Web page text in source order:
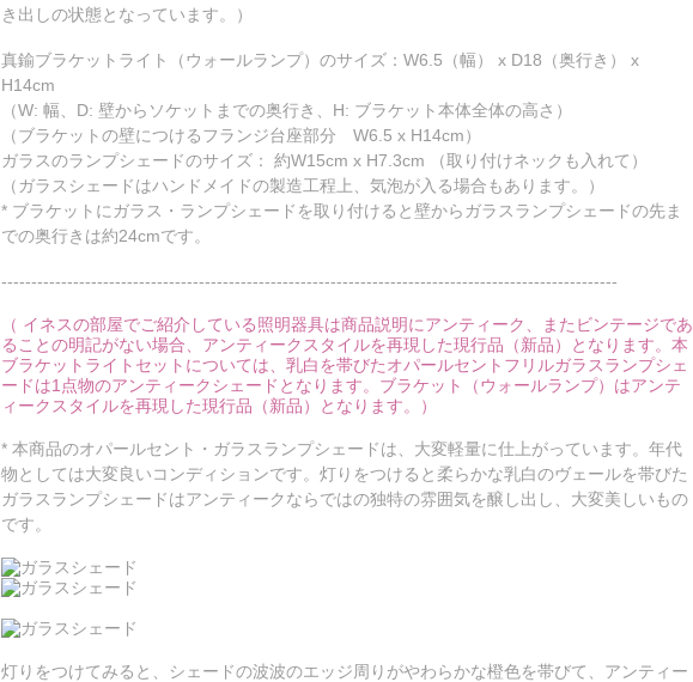
き出しの状態となっています。）
真鍮ブラケットライト（ウォールランプ）のサイズ：W6.5（幅） x D18（奥行き） x
H14cm
（W: 幅、D: 壁からソケットまでの奥行き、H: ブラケット本体全体の高さ）
（ブラケットの壁につけるフランジ台座部分 W6.5 x H14cm）
ガラスのランプシェードのサイズ： 約W15cm x H7.3cm （取り付けネックも入れて）
（ガラスシェードはハンドメイドの製造工程上、気泡が入る場合もあります。）
* ブラケットにガラス・ランプシェードを取り付けると壁からガラスランプシェードの先ま
での奥行きは約24cmです。
-------------------------------------------------------------------------------------------------------
（ イネスの部屋でご紹介している照明器具は商品説明にアンティーク、またビンテージであ
ることの明記がない場合、アンティークスタイルを再現した現行品（新品）となります。本
ブラケットライトセットについては、乳白を帯びたオパールセントフリルガラスランプシェ
ードは1点物のアンティークシェードとなります。ブラケット（ウォールランプ）はアンテ
ィークスタイルを再現した現行品（新品）となります。）
* 本商品のオパールセント・ガラスランプシェードは、大変軽量に仕上がっています。年代
物としては大変良いコンディションです。灯りをつけると柔らかな乳白のヴェールを帯びた
ガラスランプシェードはアンティークならではの独特の雰囲気を醸し出し、大変美しいもの
です。
灯りをつけてみると、シェードの波波のエッジ周りがやわらかな橙色を帯びて、アンティー